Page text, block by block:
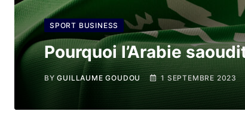
SPORT BUSINESS
Pourquoi l’Arabie
BYGUILLAUME GOUDOU 1 SEPTEMBRE 2023